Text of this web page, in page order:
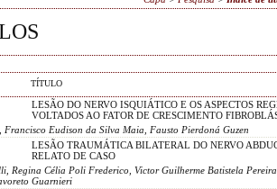
TÍTULO
LESÃO DO NERVO ISQUIÁTICO E OS ASPECTOS
VOLTADOS AO FATOR DE CRESCIMENTO
Francisco Eudison da Silva Maia, Fausto Pierdoná Guzen
LESÃO TRAUMÁTICA BILATERAL DO NERVO
RELATO DE CASO
Regina Célia Poli Frederico, Victor Guilherme Batistela
Guarnieri